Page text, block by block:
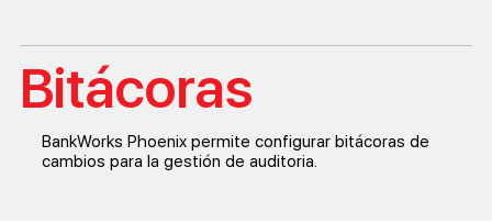
Bitácoras
BankWorks Phoenix permite configurar bitácoras de
cambios para la gestión de auditoria.